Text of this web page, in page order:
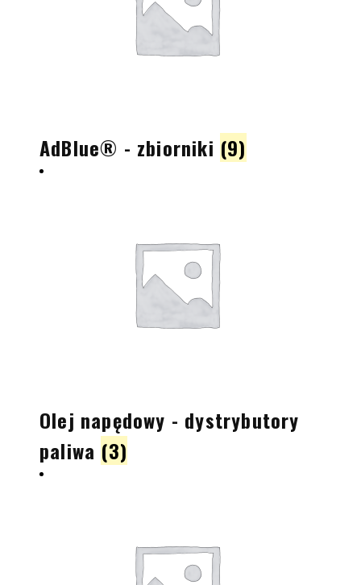
AdBlue® - zbiorniki (9)
Olej napędowy - dystrybutory
paliwa (3)